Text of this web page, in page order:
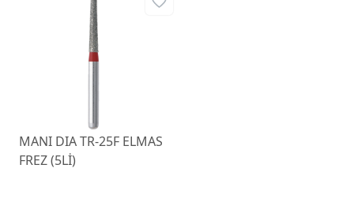
MANI DIA TR-25F ELMAS
FREZ (5Lİ)